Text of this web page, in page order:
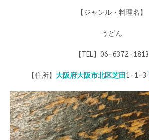
【ジャンル・料理名】
うどん
【TEL】06-6372-1813
【住所】 大阪府大阪市北区芝田 1-1-3